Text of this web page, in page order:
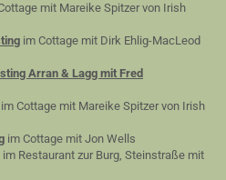
mit Mareike Spitzer von Irish
im Cottage mit Dirk Ehlig-MacLeod
Arran & Lagg mit Fred
im Cottage mit Mareike Spitzer von Irish
im Cottage mit Jon Wells
im Restaurant zur Burg, Steinstraße mit